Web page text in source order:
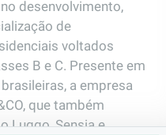
desenvolvimento,
de
voltados
B e C. Presente em
a empresa
que também
Luggo, Sensia e